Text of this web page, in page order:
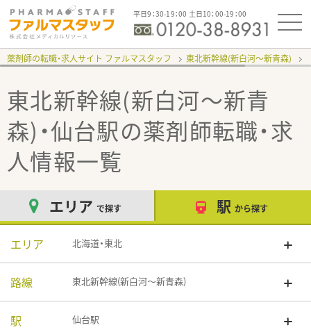
平日9：30-19：00 土日10：00-19：00
薬剤師の転職・求人サイト ファルマスタッフ 東北新幹線(新白河～新青森)
東北新幹線(新白河～新青
森)・仙台駅の薬剤師転職・求
人情報一覧
エリア で探す 駅 から探す
エリア 北海道・東北
路線 東北新幹線(新白河～新青森)
駅 仙台駅